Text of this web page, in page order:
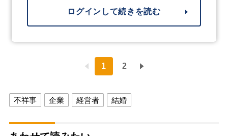
ログインして続きを読む
1 2
不祥事 企業 経営者 結婚